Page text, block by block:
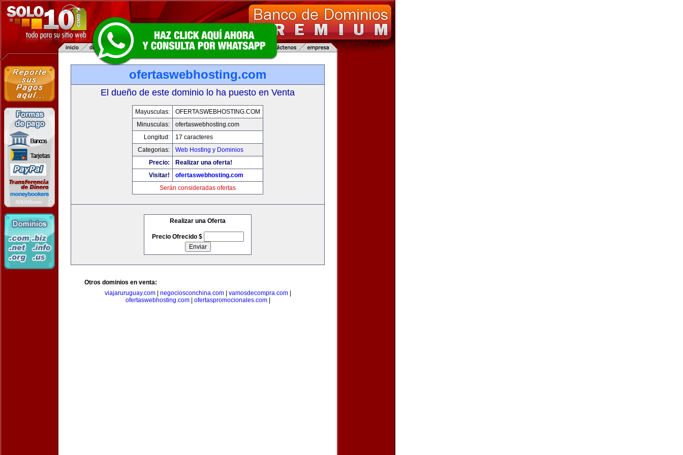
ofertaswebhosting.com
El dueño de este dominio lo ha puesto en Venta
Mayusculas:
OFERTASWEBHOSTING.COM
Minusculas:
ofertaswebhosting.com
Longitud:
17 caracteres
Categorias:
Web Hosting y Dominios
Precio:
Realizar una oferta!
Visitar!
ofertaswebhosting.com
Serán consideradas ofertas
Realizar una Oferta
Precio Ofrecido $
Otros dominios en venta:
viajaruruguay.com| negociosconchina.com| vamosdecompra.com|
ofertaswebhosting.com| ofertaspromocionales.com|